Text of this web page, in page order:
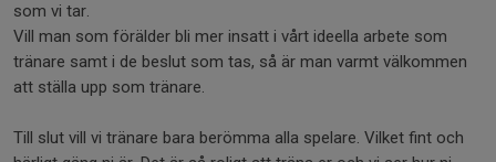
som vi tar.
Vill man som förälder bli mer insatt i vårt ideella arbete som
tränare samt i de beslut som tas, så är man varmt välkommen
att ställa upp som tränare.
Till slut vill vi tränare bara berömma alla spelare. Vilket fint och